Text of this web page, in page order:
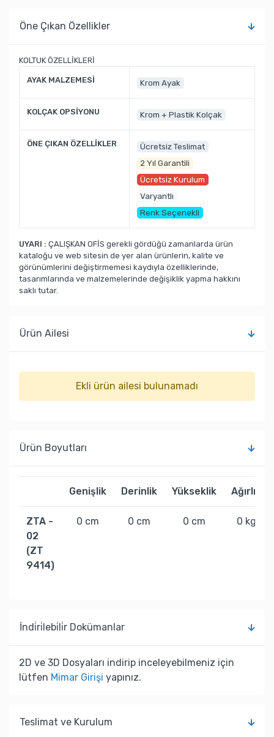
Öne Çıkan Özellikler
KOLTUK ÖZELLİKLERİ
AYAK MALZEMESİ Krom Ayak
KOLÇAK OPSİYONU Krom + Plastik Kolçak
ÖNE ÇIKAN ÖZELLİKLER
Ücretsiz Teslimat
2 Yıl Garantili
Ücretsiz Kurulum
Varyantlı
Renk Seçenekli
UYARI : ÇALIŞKAN OFİS gerekli gördüğü zamanlarda ürün
kataloğu ve web sitesin de yer alan ürünlerin, kalite ve
görünümlerini değiştirmemesi kaydıyla özelliklerinde,
tasarımlarında ve malzemelerinde değişiklik yapma hakkını
saklı tutar.
Ürün Ailesi
Ekli ürün ailesi bulunamadı
Ürün Boyutları
Genişlik Derinlik Yükseklik Ağırlık
ZTA -
02
(ZT
9414)
0 cm 0 cm 0 cm 0 kg
İndi̇ri̇lebi̇li̇r Dokümanlar
2D ve 3D Dosyaları indirip inceleyebilmeniz için
lütfen Mimar Girişi yapınız.
Teslimat ve Kurulum